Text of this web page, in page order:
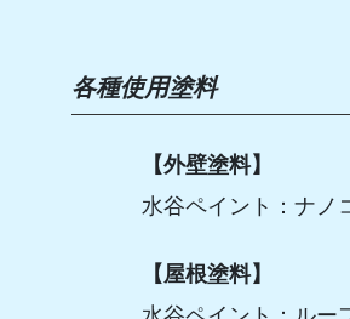
各種使用塗料
【外壁塗料】
水谷ペイント：ナノ
【屋根塗料】